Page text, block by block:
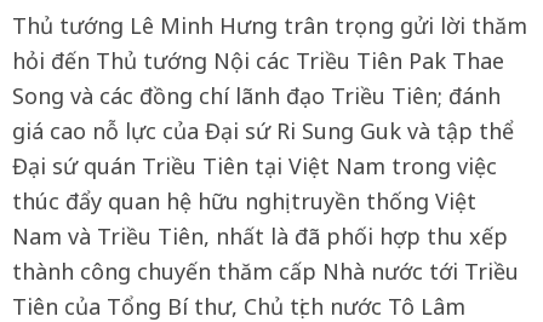
Thủ tướng Lê Minh Hưng trân trọng gửi lời thăm
hỏi đến Thủ tướng Nội các Triều Tiên Pak Thae
Song và các đồng chí lãnh đạo Triều Tiên; đánh
giá cao nỗ lực của Đại sứ Ri Sung Guk và tập thể
Đại sứ quán Triều Tiên tại Việt Nam trong việc
thúc đẩy quan hệ hữu nghị truyền thống Việt
Nam và Triều Tiên, nhất là đã phối hợp thu xếp
thành công chuyến thăm cấp Nhà nước tới Triều
Tiên của Tổng Bí thư, Chủ tịch nước Tô Lâm